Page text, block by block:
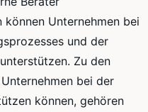
können Unternehmen bei
und der
Zu den
bei der
können, gehören